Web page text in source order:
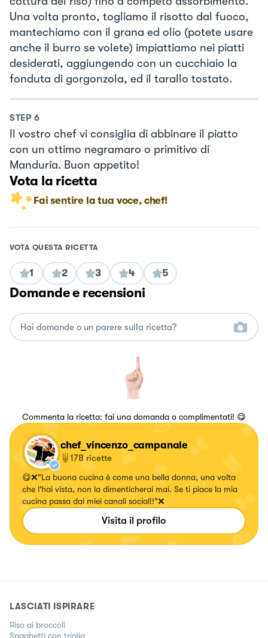
Una volta pronto, togliamo il risotto dal fuoco,
mantechiamo con il grana ed olio (potete usare
anche il burro se volete) impiattiamo nei piatti
desiderati, aggiungendo con un cucchiaio la
fonduta di gorgonzola, ed il tarallo tostato.
STEP 6
Il vostro chef vi consiglia di abbinare il piatto
con un ottimo negramaro o primitivo di
Manduria. Buon appetito!
Vota la ricetta
Fai sentire la tua voce, chef!
VOTA QUESTA RICETTA
1 2 3 4 5
Domande e recensioni
Commenta la ricetta: fai una domanda o complimentati! 😋
chef_vincenzo_campanale
178 ricette
😋❌"La buona cucina è come una bella donna, una volta
che l'hai vista, non la dimenticherai mai. Se ti piace la mia
cucina passa dai miei canali social!!"❌
Visita il profilo
LASCIATI ISPIRARE
Riso ai broccoli
Spaghetti con triglia